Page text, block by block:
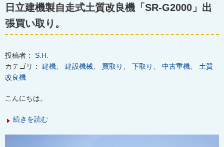
日立建機製自走式土質改良機「SR-G2000」出
張買い取り。
投稿者： S.H.
カテゴリ： 建機 建設機械 買取り 下取り 中古重機
土質
改良機
こんにちは。
続きを読む